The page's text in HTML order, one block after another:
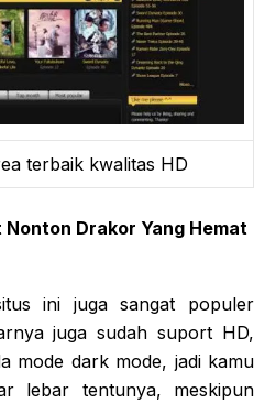
terbaik kwalitas HD
Nonton Drakor Yang Hemat
ini juga sangat populer
juga sudah suport HD,
mode dark mode, jadi kamu
lebar tentunya, meskipun